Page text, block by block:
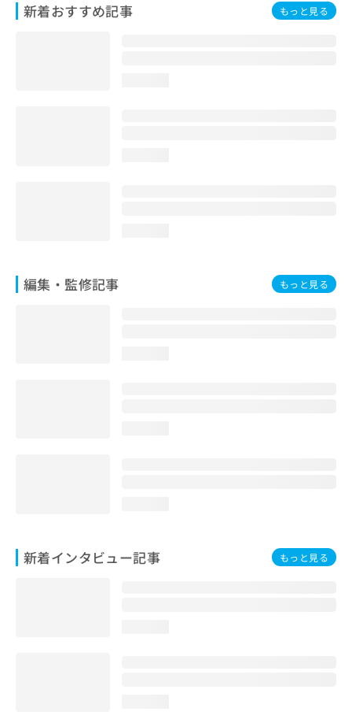
新着おすすめ記事 もっと見る
編集・監修記事 もっと見る
新着インタビュー記事 もっと見る
お